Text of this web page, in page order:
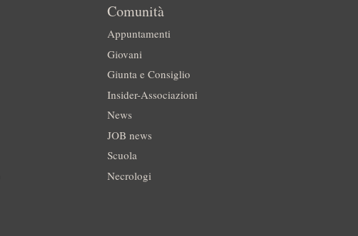
Comunità
Appuntamenti
Giovani
Giunta e Consiglio
Insider-Associazioni
News
JOB news
Scuola
Necrologi